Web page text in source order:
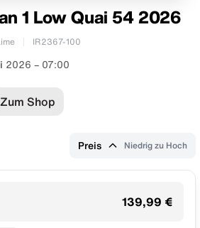
1 Low Quai 54 2026
IR2367-100
2026 – 07:00
Zum Shop
Preis Niedrig zu Hoch
139,99 €